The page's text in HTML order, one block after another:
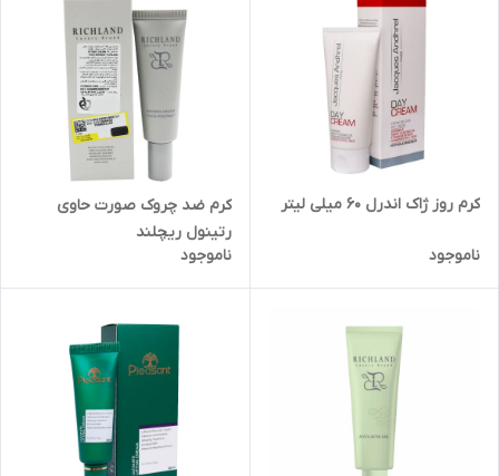
کرم روز ژاک اندرل 60 میلی لیتر
ناموجود
کرم ضد چروک صورت حاوی
رتینول ریچلند
ناموجود